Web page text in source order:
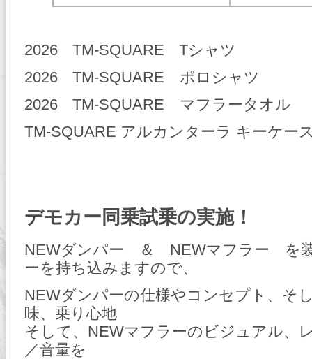
2026 TM-SQUARE Tシャ
2026 TM-SQUARE ポロシャ
2026 TM-SQUARE マフラータオ
TM-SQUARE アルカンターラ キーケ
デモカー同乗試乗の実施！
NEWダンパー ＆ NEWマフラー を
ーを持ち込みますので、
NEWダンパーの仕様やコンセプト、そ
味、乗り心地
そして、NEWマフラーのビジュアル、
／音量を